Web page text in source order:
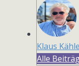
Klaus
Alle